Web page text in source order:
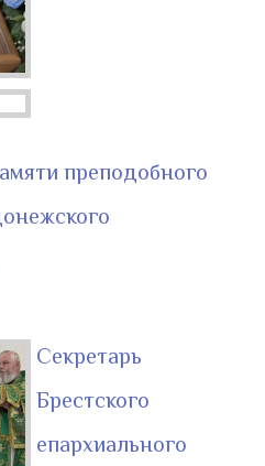
преподобного
Секретарь
Брестского
епархиального